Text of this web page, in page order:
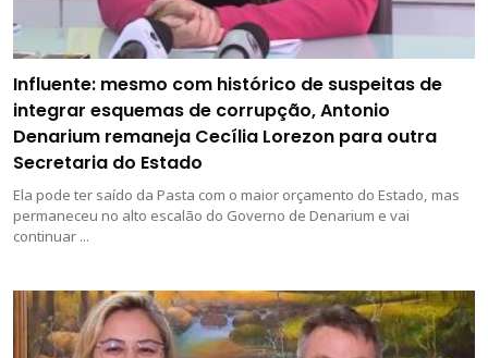
Influente: mesmo com histórico de suspeitas de
integrar esquemas de corrupção, Antonio
Denarium remaneja Cecília Lorezon para outra
Secretaria do Estado
Ela pode ter saído da Pasta com o maior orçamento do Estado, mas
permaneceu no alto escalão do Governo de Denarium e vai
continuar ...